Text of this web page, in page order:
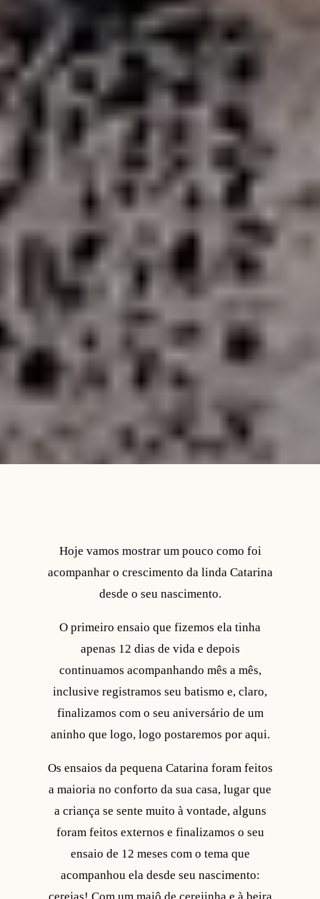
Hoje vamos mostrar um pouco como foi
acompanhar o crescimento da linda Catarina
desde o seu nascimento.
O primeiro ensaio que fizemos ela tinha
apenas 12 dias de vida e depois
continuamos acompanhando mês a mês,
inclusive registramos seu batismo e, claro,
finalizamos com o seu aniversário de um
aninho que logo, logo postaremos por aqui.
Os ensaios da pequena Catarina foram feitos
a maioria no conforto da sua casa, lugar que
a criança se sente muito à vontade, alguns
foram feitos externos e finalizamos o seu
ensaio de 12 meses com o tema que
acompanhou ela desde seu nascimento: